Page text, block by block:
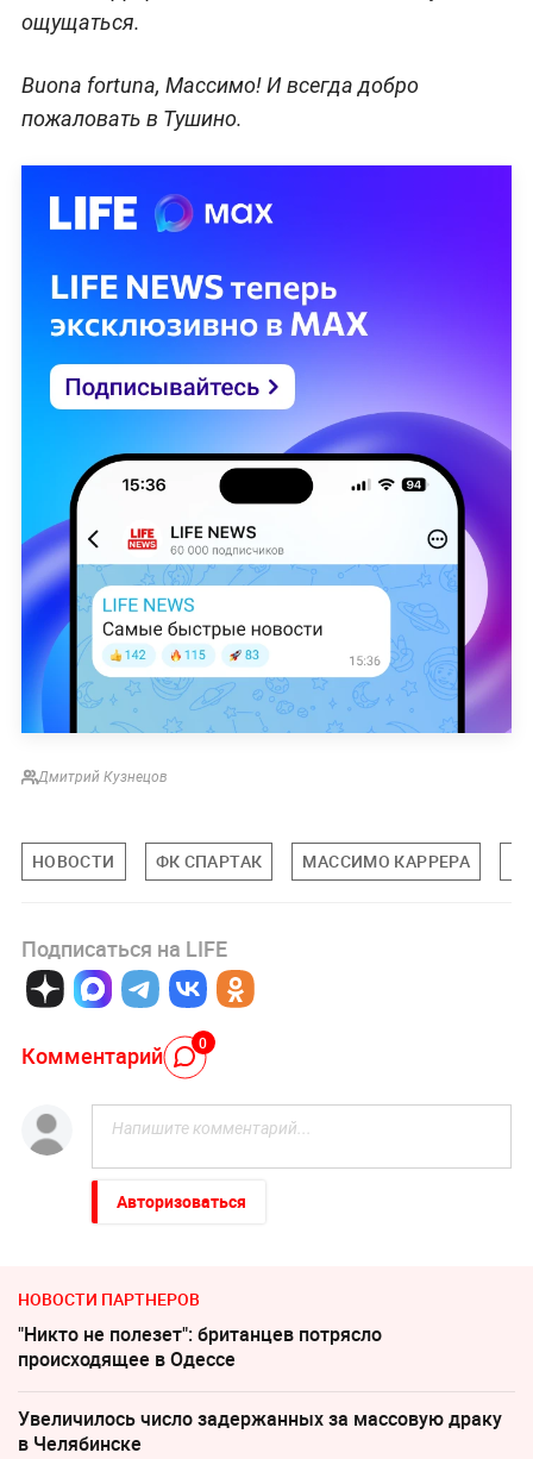
ощущаться.
Buona fortuna, Массимо! И всегда добро
пожаловать в Тушино.
Дмитрий Кузнецов
НОВОСТИ ФК СПАРТАК МАССИМО КАРРЕРА
Подписаться на LIFE
Комментарий 0
Авторизоваться
НОВОСТИ ПАРТНЕРОВ
"Никто не полезет": британцев потрясло
происходящее в Одессе
Увеличилось число задержанных за массовую драку
в Челябинске